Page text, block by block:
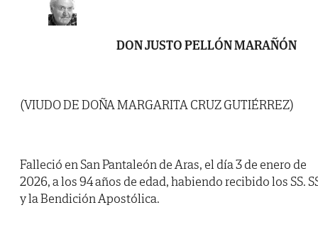
DON JUSTO PELLÓN MARAÑÓN
(VIUDO DE DOÑA MARGARITA CRUZ GUTIÉRREZ)
Falleció en San Pantaleón de Aras, el día 3 de enero de
2026, a los 94 años de edad, habiendo recibido los SS.
y la Bendición Apostólica.